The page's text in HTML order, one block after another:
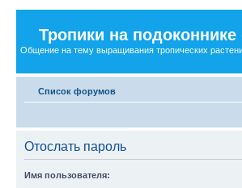
Тропики на
Общение на тему выращивания тропических
Список форумов
Отослать пароль
Имя пользователя: